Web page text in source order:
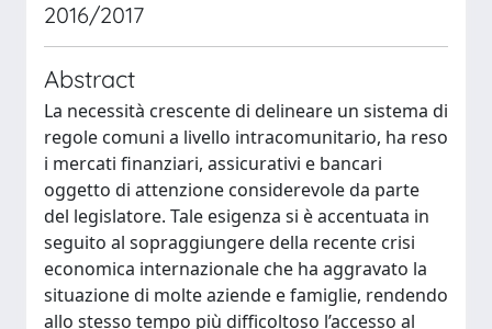
2016/2017
Abstract
La necessità crescente di delineare un sistema di
regole comuni a livello intracomunitario, ha reso
i mercati finanziari, assicurativi e bancari
oggetto di attenzione considerevole da parte
del legislatore. Tale esigenza si è accentuata in
seguito al sopraggiungere della recente crisi
economica internazionale che ha aggravato la
situazione di molte aziende e famiglie, rendendo
allo stesso tempo più difficoltoso l’accesso al